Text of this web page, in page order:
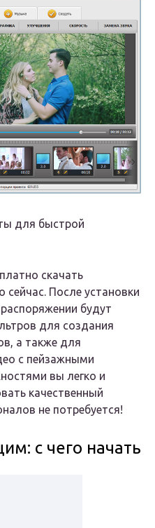
для быстрой
скачать
После установки
будут
для создания
а также для
с пейзажными
вы легко и
качественный
не потребуется!
с чего начать